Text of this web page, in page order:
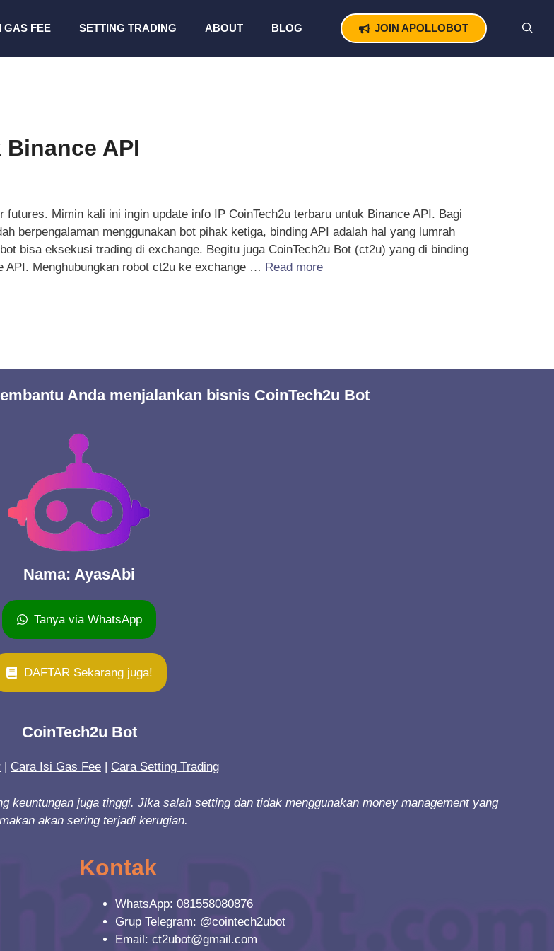
GAS FEE SETTING TRADING ABOUT BLOG JOIN APOLLOBOT
API
futures. Mimin kali ini ingin update info IP CoinTech2u terbaru untuk Binance API. Bagi
berpengalaman menggunakan bot pihak ketiga, binding API adalah hal yang lumrah
bisa eksekusi trading di exchange. Begitu juga CoinTech2u Bot (ct2u) yang di binding
API. Menghubungkan robot ct2u ke exchange … Read more
Anda menjalankan bisnis CoinTech2u Bot
Nama: AyasAbi
Tanya via WhatsApp
DAFTAR Sekarang juga!
CoinTech2u Bot
| Cara Isi Gas Fee | Cara Setting Trading
keuntungan juga tinggi. Jika salah setting dan tidak menggunakan money management yang
akan sering terjadi kerugian.
Kontak
WhatsApp: 081558080876
Grup Telegram: @cointech2ubot
Email: ct2ubot@gmail.com